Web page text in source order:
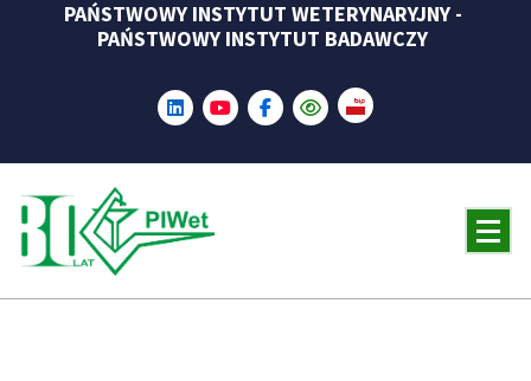
PAŃSTWOWY INSTYTUT WETERYNARYJNY -
PAŃSTWOWY INSTYTUT BADAWCZY